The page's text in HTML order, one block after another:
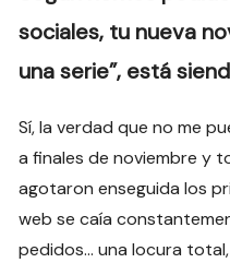
sociales, tu nueva
una serie”, está
Sí, la verdad que no me
a finales de noviembre y
agotaron enseguida los
web se caía
pedidos… una locura